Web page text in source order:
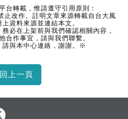
台轉載，惟請遵守引用原則：
改作。註明文章來源轉載自台大風
資料來源並連結本文。
必在上架前與我們確認相關內容，
合作事宜，請與我們聯繫。
與本中心連絡，謝謝。※